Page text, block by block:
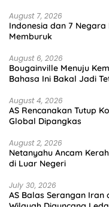
August 7, 2026
Indonesia dan 7 Negara
Memburuk
August 6, 2026
Bougainville Menuju
Bahasa Ini Bakal Jadi
August 4, 2026
AS Rencanakan Tutup
Global Dipangkas
August 2, 2026
Netanyahu Ancam
di Luar Negeri
July 30, 2026
AS Balas Serangan Iran